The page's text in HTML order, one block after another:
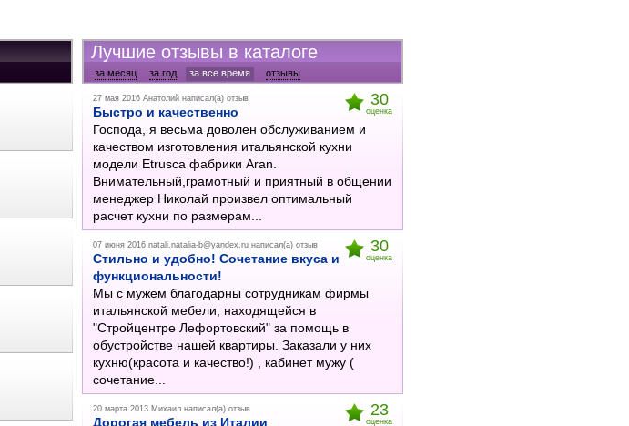
Лучшие отзывы в каталоге
за месяц за год за все время отзывы
27 мая 2016Анатолийнаписал(а) отзыв 30
оценка
Быстро и качественно
Господа, я весьма доволен обслуживанием и
качеством изготовления итальянской кухни
модели Etrusca фабрики Aran.
Внимательный,грамотный и приятный в общении
менеджер Николай произвел оптимальный
расчет кухни по размерам...
07 июня 2016natali.natalia-b@yandex.ruнаписал(а) отзыв 30
оценка
Стильно и удобно! Сочетание вкуса и
функциональности!
Мы с мужем благодарны сотрудникам фирмы
итальянской мебели, находящейся в
"Стройцентре Лефортовский" за помощь в
обустройстве нашей квартиры. Заказали у них
кухню(красота и качество!) , кабинет мужу (
сочетание...
20 марта 2013 Михаилнаписал(а) отзыв 23
оценка
Дорогая мебель из Италии